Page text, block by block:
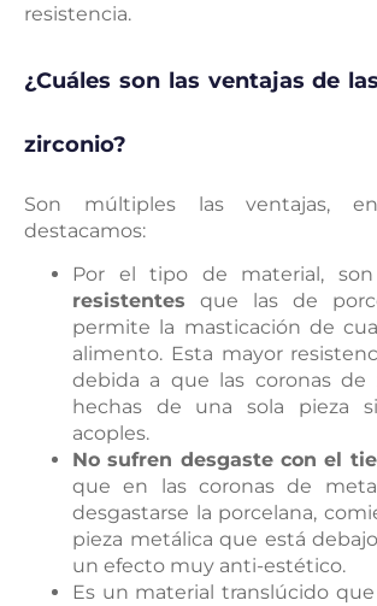
resistencia.
¿Cuáles son las ventajas de
zirconio?
Son múltiples las ventajas,
destacamos:
Por el tipo de material, son
resistentes que las de
permite la masticación de
alimento. Esta mayor
debida a que las coronas de
hechas de una sola pieza
acoples.
No sufren desgaste con el
que en las coronas de
desgastarse la porcelana,
pieza metálica que está
un efecto muy anti-estético.
Es un material translúcido que